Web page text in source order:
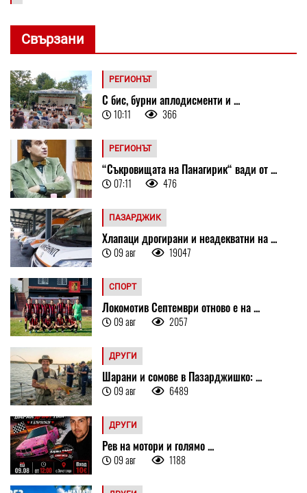
Свързани
РЕГИОНЪТ
С бис, бурни аплодисменти и ...
10:11 366
РЕГИОНЪТ
“Съкровищата на Панагирик“ вади от ...
07:11 476
ПАЗАРДЖИК
Хлапаци дрогирани и неадекватни на ...
09 авг 19047
СПОРТ
Локомотив Септември отново е на ...
09 авг 2057
ДРУГИ
Шарани и сомове в Пазарджишко: ...
09 авг 6489
ДРУГИ
Рев на мотори и голямо ...
09 авг 1188